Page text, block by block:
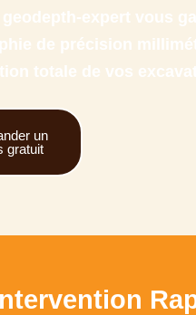
geodepth-expert vous
de précision
totale de vos
un
gratuit